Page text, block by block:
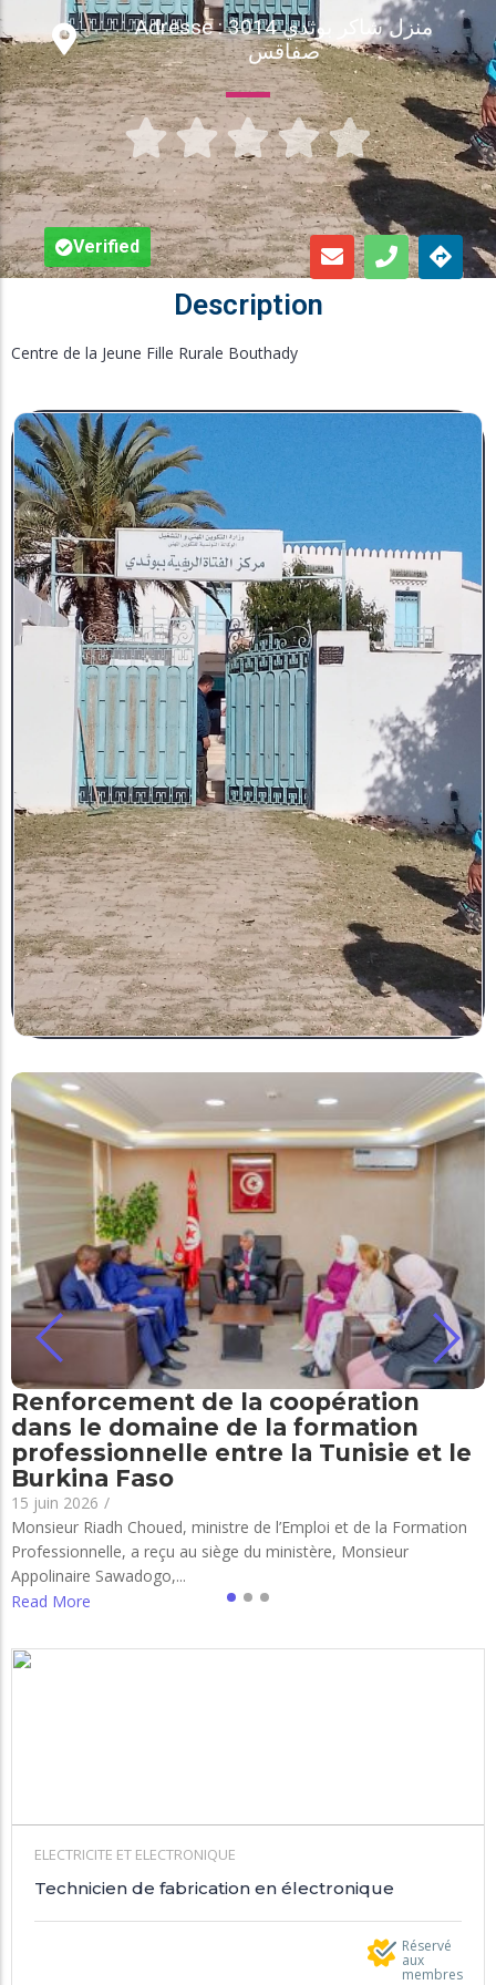
Inscription en Ligne
Bourses
Foire aux Questions
Adresse : 3014 منزل شاكر بوثدي
صفاقس

Verified
Description
Centre de la Jeune Fille Rurale Bouthady
Renforcement de la coopération
dans le domaine de la formation
professionnelle entre la Tunisie et le
Burkina Faso
15 juin 2026 /
Monsieur Riadh Choued, ministre de l’Emploi et de la Formation
Professionnelle, a reçu au siège du ministère, Monsieur
Appolinaire Sawadogo,...
Read More
ELECTRICITE ET ELECTRONIQUE
Technicien de fabrication en électronique
Réservé
aux
membres